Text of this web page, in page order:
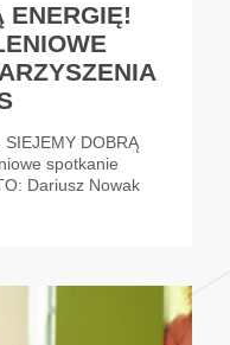
ENERGIĘ!
DOBRĄ
spotkanie
Dariusz Nowak